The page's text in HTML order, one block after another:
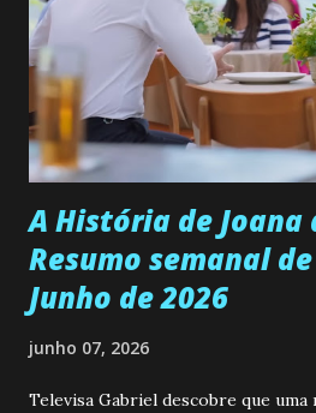
universidade. Ela tem uma
muito madura para a idade,
empática. Detesta injustiças e é
teimosa e muito persistente
Durante um exame ginecológico,
A História de Joana
Resumo semanal
Junho de 2026
junho 07, 2026
Televisa Gabriel descobre que